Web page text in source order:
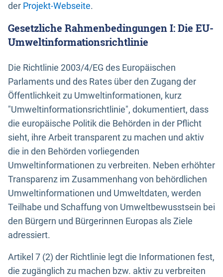
der Projekt-Webseite.
Gesetzliche Rahmenbedingungen I: Die EU-
Umweltinformationsrichtlinie
Die Richtlinie 2003/4/EG des Europäischen
Parlaments und des Rates über den Zugang der
Öffentlichkeit zu Umweltinformationen, kurz
"Umweltinformationsrichtlinie", dokumentiert, dass
die europäische Politik die Behörden in der Pflicht
sieht, ihre Arbeit transparent zu machen und aktiv
die in den Behörden vorliegenden
Umweltinformationen zu verbreiten. Neben erhöhter
Transparenz im Zusammenhang von behördlichen
Umweltinformationen und Umweltdaten, werden
Teilhabe und Schaffung von Umweltbewusstsein bei
den Bürgern und Bürgerinnen Europas als Ziele
adressiert.
Artikel 7 (2) der Richtlinie legt die Informationen fest,
die zugänglich zu machen bzw. aktiv zu verbreiten